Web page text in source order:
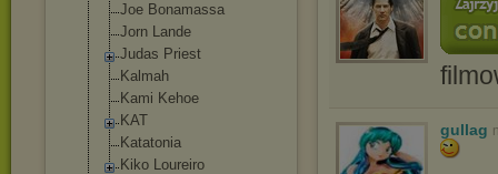
Joe Bonamassa
Jorn Lande
Judas Priest
Kalmah
Kami Kehoe
KAT
Katatonia
Kiko Loureiro
gullag